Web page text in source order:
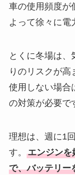
車の使用頻度が
よって徐々に電
とくに冬場は
りのリスクが
使用しない場合
の対策が必要で
理想は、週に1
す。 エンジンを
で、バッテリー